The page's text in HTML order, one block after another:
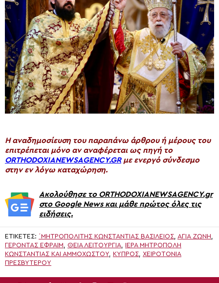
H αναδημοσίευση του παραπάνω άρθρου ή μέρους του
επιτρέπεται μόνο αν αναφέρεται ως πηγή το
ORTHODOXIANEWSAGENCY.GRμε ενεργό σύνδεσμο
στην εν λόγω καταχώρηση.
Ακολούθησε το ORTHODOXIANEWSAGENCY.gr
στο Google News και μάθε πρώτος όλες τις
ειδήσεις.
ΕΤΙΚΈΤΕΣ: ΄ΜΗΤΡΟΠΟΛΊΤΗΣ ΚΩΝΣΤΑΝΤΊΑΣ ΒΑΣΊΛΕΙΟΣ, ΑΓΙΑ ΖΩΝΗ ,
ΓΈΡΟΝΤΑΣ ΕΦΡΑΊΜ, ΘΕΊΑ ΛΕΙΤΟΥΡΓΊΑ,
ΙΕΡΆ ΜΗΤΡΌΠΟΛΗ
ΚΩΝΣΤΑΝΤΊΑΣ ΚΑΙ ΑΜΜΟΧΏΣΤΟΥ, ΚΥΠΡΟΣ, ΧΕΙΡΟΤΟΝΊΑ
ΠΡΕΣΒΥΤΈΡΟΥ